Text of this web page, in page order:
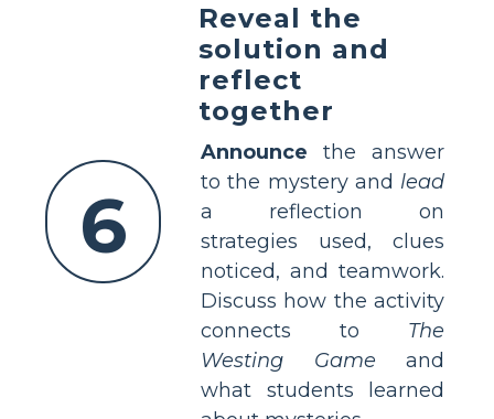
6
Reveal the
solution and
reflect
together
Announce the answer
to the mystery and lead
a reflection on
strategies used, clues
noticed, and teamwork.
Discuss how the activity
connects to The
Westing Game and
what students learned